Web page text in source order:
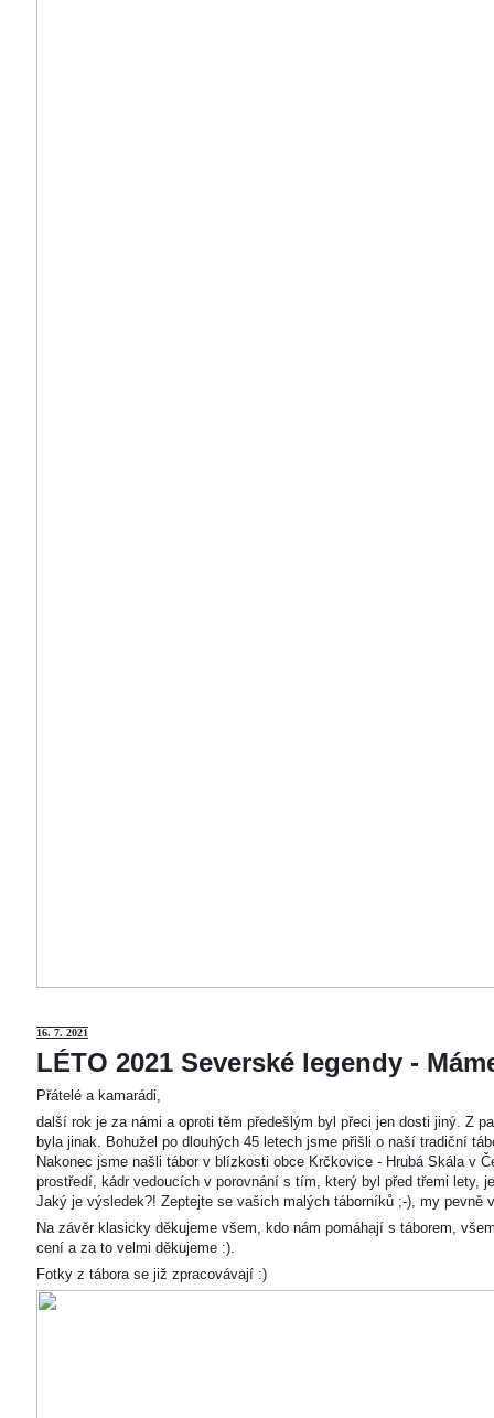
16. 7. 2021
LÉTO 2021 Severské legendy -
Přátelé a kamarádi,
další rok je za námi a oproti těm předešlým byl přeci jen dosti jiný. Z
byla jinak. Bohužel po dlouhých 45 letech jsme přišli o naší tradiční
Nakonec jsme našli tábor v blízkosti obce Krčkovice - Hrubá Skála v
prostředí, kádr vedoucích v porovnání s tím, který byl před třemi lety,
Jaký je výsledek?! Zeptejte se vašich malých táborníků ;-), my pevně
Na závěr klasicky děkujeme všem, kdo nám pomáhají s táborem,
cení a za to velmi děkujeme :).
Fotky z tábora se již zpracovávají :)